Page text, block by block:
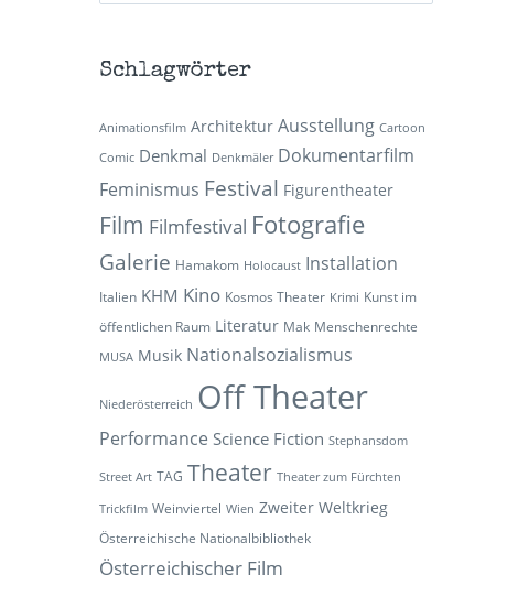
Schlagwörter
Animationsfilm Architektur Ausstellung Cartoon
Comic Denkmal Denkmäler Dokumentarfilm
Feminismus Festival Figurentheater
Film Filmfestival Fotografie
Galerie Hamakom Holocaust Installation
Italien KHM Kino Kosmos Theater Krimi Kunst im
öffentlichen Raum Literatur Mak Menschenrechte
MUSA Musik Nationalsozialismus
Niederösterreich Off Theater
Performance Science Fiction Stephansdom
Street Art TAG Theater Theater zum Fürchten
Trickfilm Weinviertel Wien Zweiter Weltkrieg
Österreichische Nationalbibliothek
Österreichischer Film